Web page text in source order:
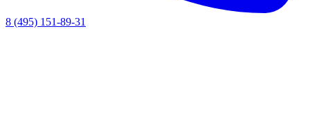
8 (495) 151-89-31